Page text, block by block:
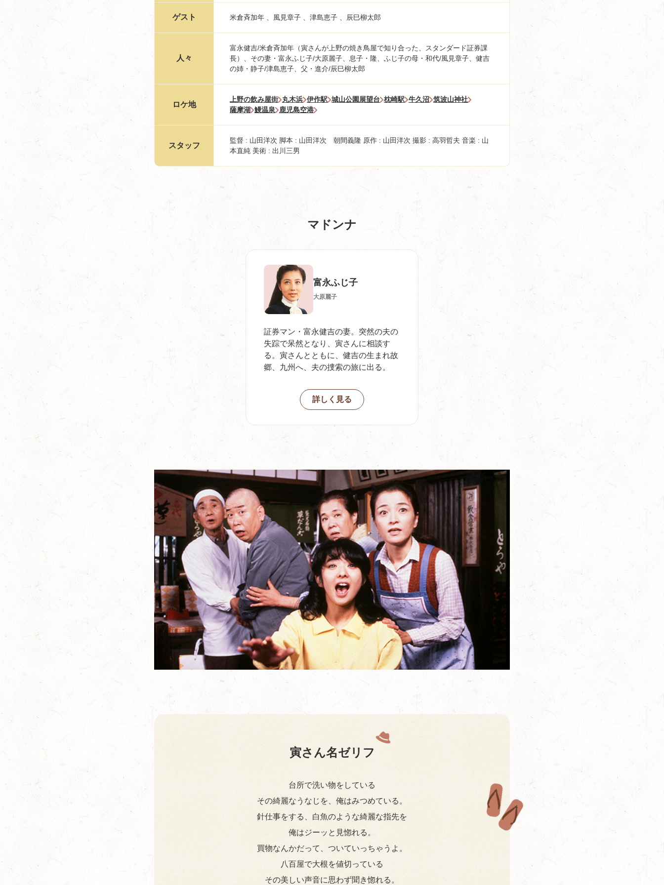
ゲスト 米倉斉加年 、風見章子 、津島恵子 、辰巳柳太郎
人々
富永健吉/米倉斉加年（寅さんが上野の焼き鳥屋で知り合った、スタンダード証券課
長）、その妻・富永ふじ子/大原麗子、息子・隆、ふじ子の母・和代/風見章子、健吉
の姉・静子/津島恵子、父・進介/辰巳柳太郎
ロケ地
上野の飲み屋街 丸木浜 伊作駅 城山公園展望台 枕崎駅 牛久沼 筑波山神社
薩摩湖
鰻温泉 鹿児島空港
スタッフ
監督 : 山田洋次 脚本 : 山田洋次 朝間義隆 原作 : 山田洋次 撮影 : 高羽哲夫 音楽 : 山
本直純 美術 : 出川三男
マドンナ
富永ふじ子
大原麗子
証券マン・富永健吉の妻。突然の夫の
失踪で呆然となり、寅さんに相談す
る。寅さんとともに、健吉の生まれ故
郷、九州へ、夫の捜索の旅に出る。
詳しく見る
寅さん名ゼリフ
台所で洗い物をしている
その綺麗なうなじを、俺はみつめている。
針仕事をする、白魚のような綺麗な指先を
俺はジーッと見惚れる。
買物なんかだって、ついていっちゃうよ。
八百屋で大根を値切っている
その美しい声音に思わず聞き惚れる。